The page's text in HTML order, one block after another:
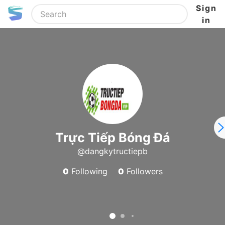
Sign
in
Trực Tiếp Bóng Đá
@dangkytructiepb
0 Following 0 Followers